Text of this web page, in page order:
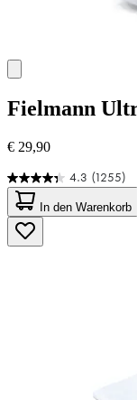
Fielmann
€ 29,90
4.3 (1255)
4.3
von
5
Sternen.
1255
In den Warenkorb